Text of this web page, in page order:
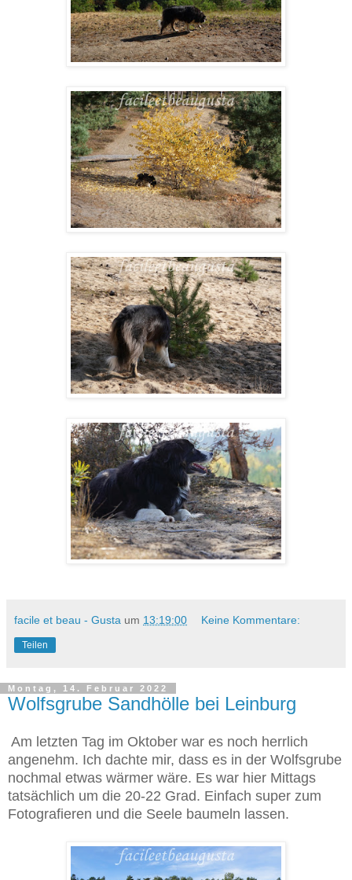
facile et beau - Gusta um 13:19:00 Keine Kommentare:
Teilen
Montag, 14. Februar 2022
Wolfsgrube Sandhölle bei Leinburg
Am letzten Tag im Oktober war es noch herrlich
angenehm. Ich dachte mir, dass es in der Wolfsgrube
nochmal etwas wärmer wäre. Es war hier Mittags
tatsächlich um die 20-22 Grad. Einfach super zum
Fotografieren und die Seele baumeln lassen.